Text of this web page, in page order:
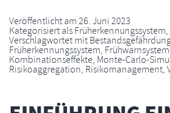
Veröffentlicht am26. Juni 2023
Kategorisiert alsFrüherkennungssystem,
Verschlagwortet mit
Früherkennungssystem, Frühwarnsystem
Kombinationseffekte, Monte-Carlo-
Risikoaggregation, Risikomanagement,